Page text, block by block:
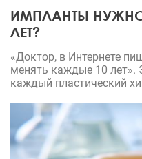
ИМПЛАНТЫ
ЛЕТ?
«Доктор, в Интернете
менять каждые 10 лет».
каждый пластический